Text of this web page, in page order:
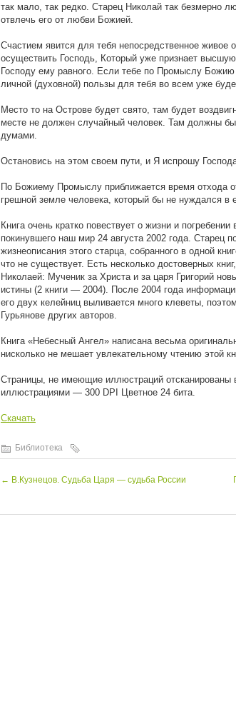
так мало, так редко. Старец Николай так безмерно
отвлечь его от любви Божией.
Счастием явится для тебя непосредственное живое
осуществить Господь, Который уже признает
Господу ему равного. Если тебе по Промыслу Божию
личной (духовной) пользы для тебя во всем уже
Место то на Острове будет свято, там будет
месте не должен случайный человек. Там должны
думами.
Остановись на этом своем пути, и Я испрошу
По Божиему Промыслу приближается время отхода
грешной земле человека, который бы не нуждался в
Книга очень кратко повествует о жизни и
покинувшего наш мир 24 августа 2002 года. Старец
жизнеописания этого старца, собранного в одной
что не существует. Есть несколько достоверных
Николаей: Мученик за Христа и за царя Григорий
истины (2 книги — 2004). После 2004 года
его двух келейниц выливается много клеветы,
Гурьянове других авторов.
Книга «Небесный Ангел» написана весьма
нисколько не мешает увлекательному чтению этой
Страницы, не имеющие иллюстраций отсканированы
иллюстрациями — 300 DPI Цветное 24 бита.
Скачать
Библиотека
← В.Кузнецов. Судьба Царя — судьба России